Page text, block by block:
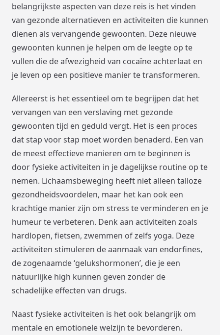
belangrijkste aspecten van deze reis is het vinden
van gezonde alternatieven en activiteiten die kunnen
dienen als vervangende gewoonten. Deze nieuwe
gewoonten kunnen je helpen om de leegte op te
vullen die de afwezigheid van cocaïne achterlaat en
je leven op een positieve manier te transformeren.
Allereerst is het essentieel om te begrijpen dat het
vervangen van een verslaving met gezonde
gewoonten tijd en geduld vergt. Het is een proces
dat stap voor stap moet worden benaderd. Een van
de meest effectieve manieren om te beginnen is
door fysieke activiteiten in je dagelijkse routine op te
nemen. Lichaamsbeweging heeft niet alleen talloze
gezondheidsvoordelen, maar het kan ook een
krachtige manier zijn om stress te verminderen en je
humeur te verbeteren. Denk aan activiteiten zoals
hardlopen, fietsen, zwemmen of zelfs yoga. Deze
activiteiten stimuleren de aanmaak van endorfines,
de zogenaamde ‘gelukshormonen’, die je een
natuurlijke high kunnen geven zonder de
schadelijke effecten van drugs.
Naast fysieke activiteiten is het ook belangrijk om
mentale en emotionele welzijn te bevorderen.